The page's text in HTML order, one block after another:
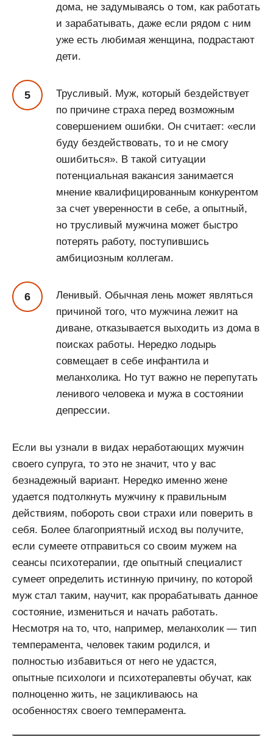
дома, не задумываясь о том, как работать
и зарабатывать, даже если рядом с ним
уже есть любимая женщина, подрастают
дети.
Трусливый. Муж, который бездействует
по причине страха перед возможным
совершением ошибки. Он считает: «если
буду бездействовать, то и не смогу
ошибиться». В такой ситуации
потенциальная вакансия занимается
мнение квалифицированным конкурентом
за счет уверенности в себе, а опытный,
но трусливый мужчина может быстро
потерять работу, поступившись
амбициозным коллегам.
Ленивый. Обычная лень может являться
причиной того, что мужчина лежит на
диване, отказывается выходить из дома в
поисках работы. Нередко лодырь
совмещает в себе инфантила и
меланхолика. Но тут важно не перепутать
ленивого человека и мужа в состоянии
депрессии.
Если вы узнали в видах неработающих мужчин
своего супруга, то это не значит, что у вас
безнадежный вариант. Нередко именно жене
удается подтолкнуть мужчину к правильным
действиям, побороть свои страхи или поверить в
себя. Более благоприятный исход вы получите,
если сумеете отправиться со своим мужем на
сеансы психотерапии, где опытный специалист
сумеет определить истинную причину, по которой
муж стал таким, научит, как прорабатывать данное
состояние, измениться и начать работать.
Несмотря на то, что, например, меланхолик — тип
темперамента, человек таким родился, и
полностью избавиться от него не удастся,
опытные психологи и психотерапевты обучат, как
полноценно жить, не зацикливаюсь на
особенностях своего темперамента.